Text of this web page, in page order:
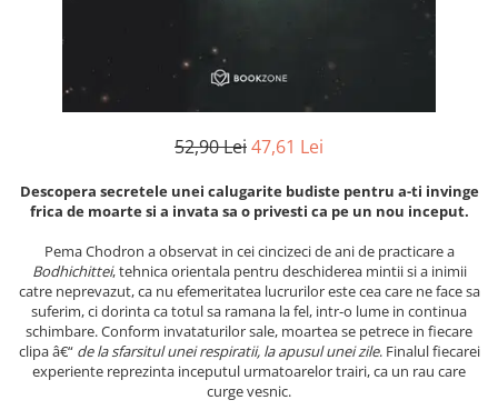
Vindecare Spirituala
Super pitici 2-5 ani
Culegeri Auxiliare
Dezvoltare personala
Kids Book Club
Legende istorice
Literatura Scolara
Elevi de 10 plus
Lecturi Scolare
Lumea Copilariei
52,90 Lei47,61 Lei
Descopera secretele unei calugarite budiste pentru a-ti invinge
frica de moarte si a invata sa o privesti ca pe un nou inceput.
Pema Chodron a observat in cei cincizeci de ani de practicare a
Bodhichittei, tehnica orientala pentru deschiderea mintii si a inimii
catre neprevazut, ca nu efemeritatea lucrurilor este cea care ne face sa
suferim, ci dorinta ca totul sa ramana la fel, intr-o lume in continua
schimbare. Conform invataturilor sale, moartea se petrece in fiecare
clipa â€“ de la sfarsitul unei respiratii, la apusul unei zile. Finalul fiecarei
experiente reprezinta inceputul urmatoarelor trairi, ca un rau care
curge vesnic.